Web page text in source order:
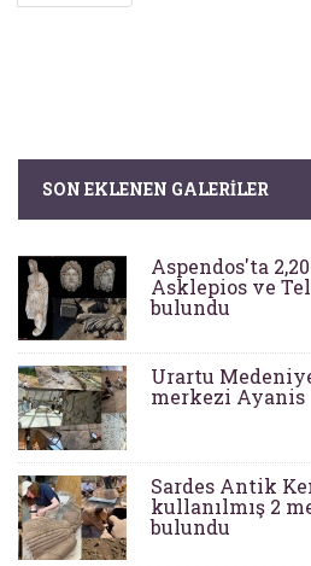
SON EKLENEN GALERILER
Aspendos'ta
Asklepios ve
bulundu
Urartu
merkezi Ayanis
Sardes Antik
kullanılmış 2
bulundu